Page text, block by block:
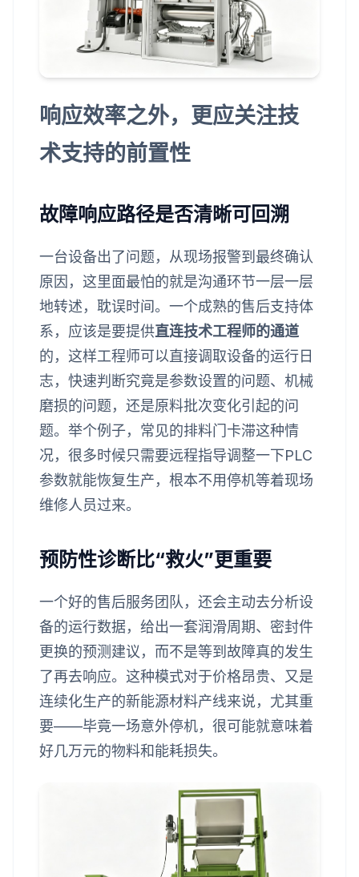
响应效率之外，更应关注技
术支持的前置性
故障响应路径是否清晰可回溯
一台设备出了问题，从现场报警到最终确认
原因，这里面最怕的就是沟通环节一层一层
地转述，耽误时间。一个成熟的售后支持体
系，应该是要提供直连技术工程师的通道
的，这样工程师可以直接调取设备的运行日
志，快速判断究竟是参数设置的问题、机械
磨损的问题，还是原料批次变化引起的问
题。举个例子，常见的排料门卡滞这种情
况，很多时候只需要远程指导调整一下PLC
参数就能恢复生产，根本不用停机等着现场
维修人员过来。
预防性诊断比“救火”更重要
一个好的售后服务团队，还会主动去分析设
备的运行数据，给出一套润滑周期、密封件
更换的预测建议，而不是等到故障真的发生
了再去响应。这种模式对于价格昂贵、又是
连续化生产的新能源材料产线来说，尤其重
要——毕竟一场意外停机，很可能就意味着
好几万元的物料和能耗损失。